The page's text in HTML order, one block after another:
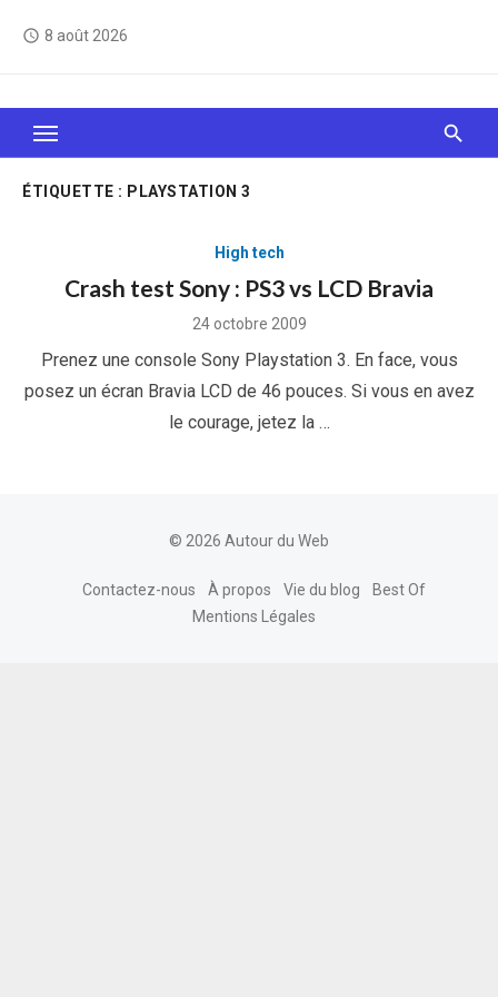
access_time 8 août 2026
Le Web, c'est comme une boîte de chocolats… On
sait jamais sur quoi on va tomber !
ÉTIQUETTE : PLAYSTATION 3
High tech
Crash test Sony : PS3 vs LCD Bravia
Posted
24 octobre 2009
Prenez une console Sony Playstation 3. En face, vous
posez un écran Bravia LCD de 46 pouces. Si vous en avez
le courage, jetez la …
© 2026 Autour du Web
Contactez-nous À propos Vie du blog
Best Of
Mentions Légales